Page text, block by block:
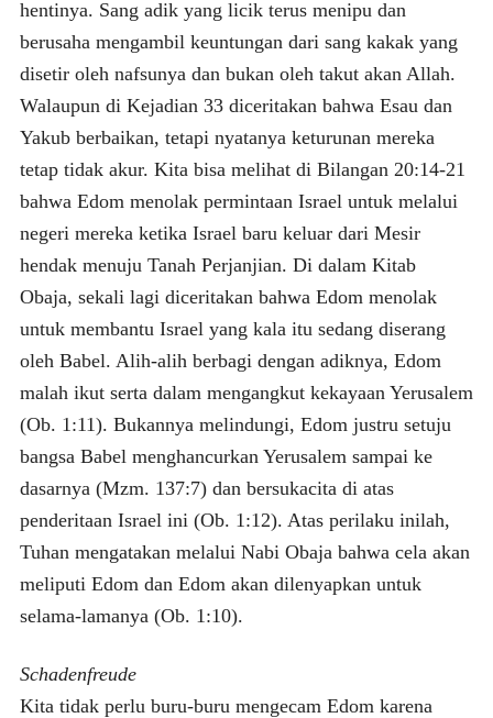
hentinya. Sang adik yang licik terus menipu dan
berusaha mengambil keuntungan dari sang kakak yang
disetir oleh nafsunya dan bukan oleh takut akan Allah.
Walaupun di Kejadian 33 diceritakan bahwa Esau dan
Yakub berbaikan, tetapi nyatanya keturunan mereka
tetap tidak akur. Kita bisa melihat di Bilangan 20:14-21
bahwa Edom menolak permintaan Israel untuk melalui
negeri mereka ketika Israel baru keluar dari Mesir
hendak menuju Tanah Perjanjian. Di dalam Kitab
Obaja, sekali lagi diceritakan bahwa Edom menolak
untuk membantu Israel yang kala itu sedang diserang
oleh Babel. Alih-alih berbagi dengan adiknya, Edom
malah ikut serta dalam mengangkut kekayaan Yerusalem
(Ob. 1:11). Bukannya melindungi, Edom justru setuju
bangsa Babel menghancurkan Yerusalem sampai ke
dasarnya (Mzm. 137:7) dan bersukacita di atas
penderitaan Israel ini (Ob. 1:12). Atas perilaku inilah,
Tuhan mengatakan melalui Nabi Obaja bahwa cela akan
meliputi Edom dan Edom akan dilenyapkan untuk
selama-lamanya (Ob. 1:10).
Schadenfreude
Kita tidak perlu buru-buru mengecam Edom karena